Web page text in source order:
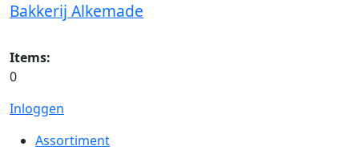
Bakkerij Alkemade
Items:
0
Inloggen
Assortiment